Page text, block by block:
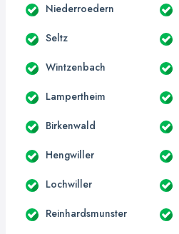
Niederroedern
Seltz
Wintzenbach
Lampertheim
Birkenwald
Hengwiller
Lochwiller
Reinhardsmunster